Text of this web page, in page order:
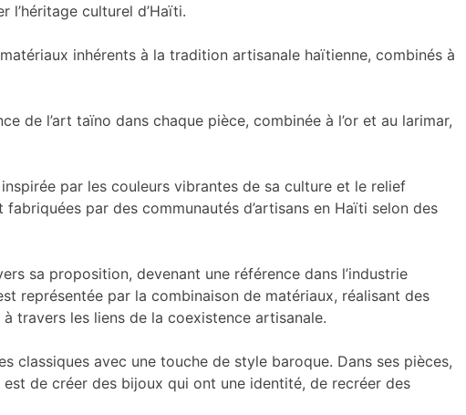
culturel d’Haïti.
inhérents à la tradition artisanale haïtienne, combinés à
de l’art taïno dans chaque pièce, combinée à l’or et au larimar,
par les couleurs vibrantes de sa culture et le relief
par des communautés d’artisans en Haïti selon des
sa proposition, devenant une référence dans l’industrie
représentée par la combinaison de matériaux, réalisant des
travers les liens de la coexistence artisanale.
classiques avec une touche de style baroque. Dans ses pièces,
de créer des bijoux qui ont une identité, de recréer des